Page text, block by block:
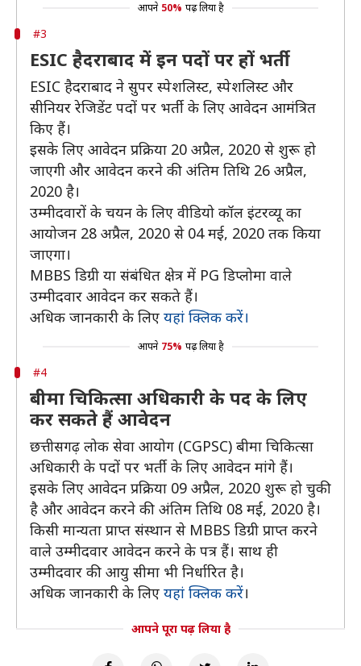
आपने 50% पढ़ लिया है
#3
ESIC हैदराबाद में इन पदों पर हों भर्ती
ESIC हैदराबाद ने सुपर स्पेशलिस्ट, स्पेशलिस्ट और
सीनियर रेजिडेंट पदों पर भर्ती के लिए आवेदन आमंत्रित
किए हैं।
इसके लिए आवेदन प्रक्रिया 20 अप्रैल, 2020 से शुरू हो
जाएगी और आवेदन करने की अंतिम तिथि 26 अप्रैल,
2020 है।
उम्मीदवारों के चयन के लिए वीडियो कॉल इंटरव्यू का
आयोजन 28 अप्रैल, 2020 से 04 मई, 2020 तक किया
जाएगा।
MBBS डिग्री या संबंधित क्षेत्र में PG डिप्लोमा वाले
उम्मीदवार आवेदन कर सकते हैं।
अधिक जानकारी के लिए यहां क्लिक करें।
आपने 75% पढ़ लिया है
#4
बीमा चिकित्सा अधिकारी के पद के लिए
कर सकते हैं आवेदन
छत्तीसगढ़ लोक सेवा आयोग (CGPSC) बीमा चिकित्सा
अधिकारी के पदों पर भर्ती के लिए आवेदन मांगे हैं।
इसके लिए आवेदन प्रक्रिया 09 अप्रैल, 2020 शुरू हो चुकी
है और आवेदन करने की अंतिम तिथि 08 मई, 2020 है।
किसी मान्यता प्राप्त संस्थान से MBBS डिग्री प्राप्त करने
वाले उम्मीदवार आवेदन करने के पत्र हैं। साथ ही
उम्मीदवार की आयु सीमा भी निर्धारित है।
अधिक जानकारी के लिए यहां क्लिक करें।
आपने पूरा पढ़ लिया है